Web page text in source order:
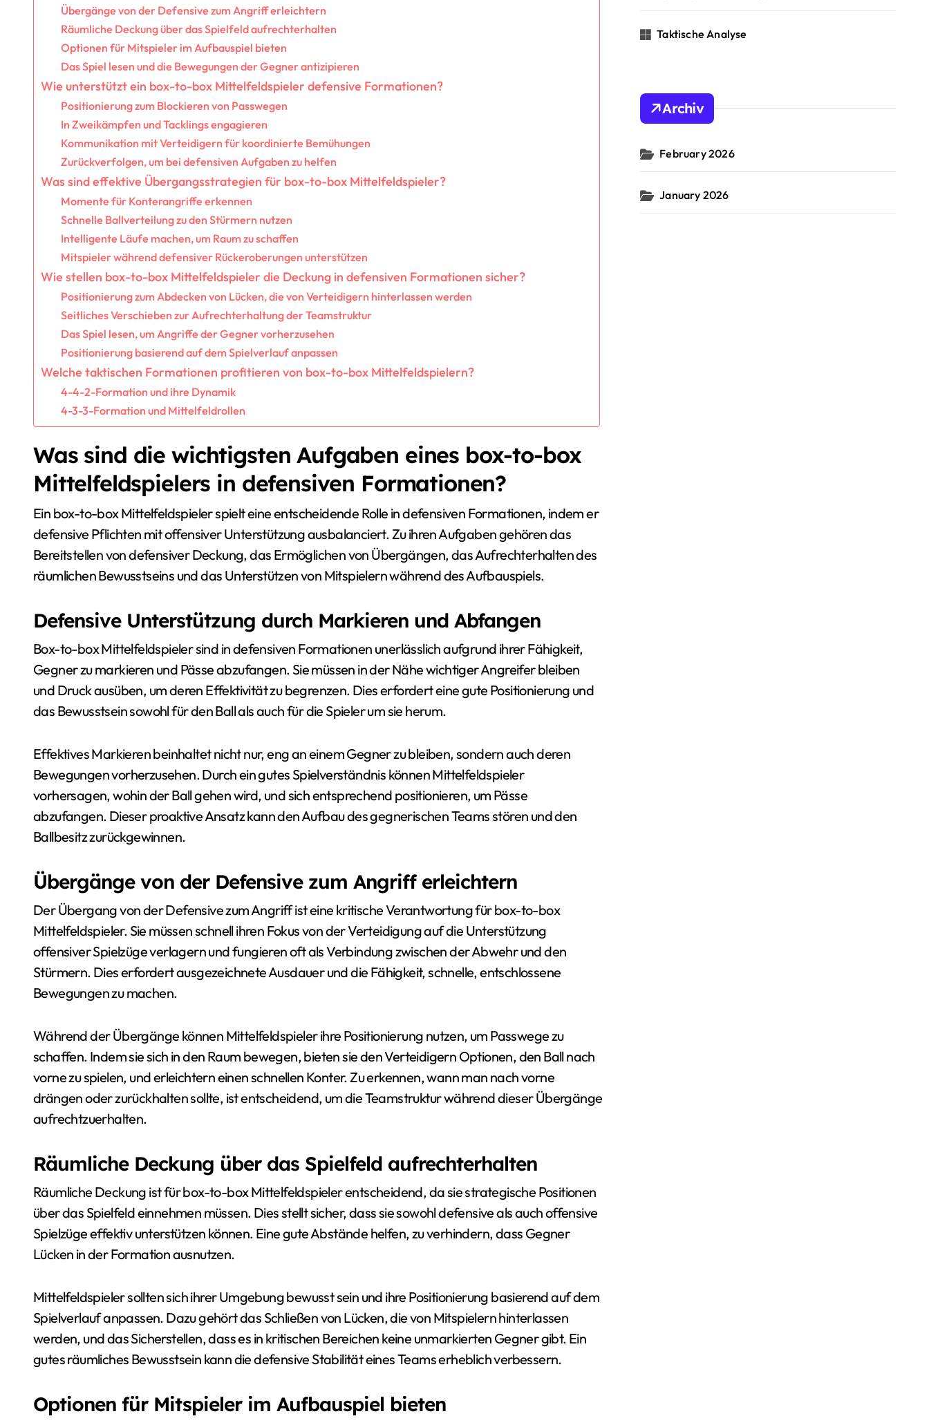
Übergänge von der Defensive zum Angriff erleichtern
Räumliche Deckung über das Spielfeld aufrechterhalten
Optionen für Mitspieler im Aufbauspiel bieten
Das Spiel lesen und die Bewegungen der Gegner antizipieren
Wie unterstützt ein box-to-box Mittelfeldspieler defensive Formationen?
Positionierung zum Blockieren von Passwegen
In Zweikämpfen und Tacklings engagieren
Kommunikation mit Verteidigern für koordinierte Bemühungen
Zurückverfolgen, um bei defensiven Aufgaben zu helfen
Was sind effektive Übergangsstrategien für box-to-box Mittelfeldspieler?
Momente für Konterangriffe erkennen
Schnelle Ballverteilung zu den Stürmern nutzen
Intelligente Läufe machen, um Raum zu schaffen
Mitspieler während defensiver Rückeroberungen unterstützen
Wie stellen box-to-box Mittelfeldspieler die Deckung in defensiven Formationen sicher?
Positionierung zum Abdecken von Lücken, die von Verteidigern hinterlassen werden
Seitliches Verschieben zur Aufrechterhaltung der Teamstruktur
Das Spiel lesen, um Angriffe der Gegner vorherzusehen
Positionierung basierend auf dem Spielverlauf anpassen
Welche taktischen Formationen profitieren von box-to-box Mittelfeldspielern?
4-4-2-Formation und ihre Dynamik
4-3-3-Formation und Mittelfeldrollen
Was sind die wichtigsten Aufgaben eines box-to-box
Mittelfeldspielers in defensiven Formationen?
Ein box-to-box Mittelfeldspieler spielt eine entscheidende Rolle in defensiven Formationen, indem er
defensive Pflichten mit offensiver Unterstützung ausbalanciert. Zu ihren Aufgaben gehören das
Bereitstellen von defensiver Deckung, das Ermöglichen von Übergängen, das Aufrechterhalten des
räumlichen Bewusstseins und das Unterstützen von Mitspielern während des Aufbauspiels.
Defensive Unterstützung durch Markieren und Abfangen
Box-to-box Mittelfeldspieler sind in defensiven Formationen unerlässlich aufgrund ihrer Fähigkeit,
Gegner zu markieren und Pässe abzufangen. Sie müssen in der Nähe wichtiger Angreifer bleiben
und Druck ausüben, um deren Effektivität zu begrenzen. Dies erfordert eine gute Positionierung und
das Bewusstsein sowohl für den Ball als auch für die Spieler um sie herum.
Effektives Markieren beinhaltet nicht nur, eng an einem Gegner zu bleiben, sondern auch deren
Bewegungen vorherzusehen. Durch ein gutes Spielverständnis können Mittelfeldspieler
vorhersagen, wohin der Ball gehen wird, und sich entsprechend positionieren, um Pässe
abzufangen. Dieser proaktive Ansatz kann den Aufbau des gegnerischen Teams stören und den
Ballbesitz zurückgewinnen.
Übergänge von der Defensive zum Angriff erleichtern
Der Übergang von der Defensive zum Angriff ist eine kritische Verantwortung für box-to-box
Mittelfeldspieler. Sie müssen schnell ihren Fokus von der Verteidigung auf die Unterstützung
offensiver Spielzüge verlagern und fungieren oft als Verbindung zwischen der Abwehr und den
Stürmern. Dies erfordert ausgezeichnete Ausdauer und die Fähigkeit, schnelle, entschlossene
Bewegungen zu machen.
Während der Übergänge können Mittelfeldspieler ihre Positionierung nutzen, um Passwege zu
schaffen. Indem sie sich in den Raum bewegen, bieten sie den Verteidigern Optionen, den Ball nach
vorne zu spielen, und erleichtern einen schnellen Konter. Zu erkennen, wann man nach vorne
drängen oder zurückhalten sollte, ist entscheidend, um die Teamstruktur während dieser Übergänge
aufrechtzuerhalten.
Räumliche Deckung über das Spielfeld aufrechterhalten
Räumliche Deckung ist für box-to-box Mittelfeldspieler entscheidend, da sie strategische Positionen
über das Spielfeld einnehmen müssen. Dies stellt sicher, dass sie sowohl defensive als auch offensive
Spielzüge effektiv unterstützen können. Eine gute Abstände helfen, zu verhindern, dass Gegner
Lücken in der Formation ausnutzen.
Mittelfeldspieler sollten sich ihrer Umgebung bewusst sein und ihre Positionierung basierend auf dem
Spielverlauf anpassen. Dazu gehört das Schließen von Lücken, die von Mitspielern hinterlassen
werden, und das Sicherstellen, dass es in kritischen Bereichen keine unmarkierten Gegner gibt. Ein
gutes räumliches Bewusstsein kann die defensive Stabilität eines Teams erheblich verbessern.
Optionen für Mitspieler im Aufbauspiel bieten
Taktische Analyse
Archiv
February 2026
January 2026